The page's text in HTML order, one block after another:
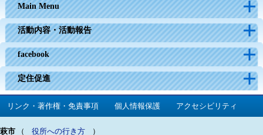
Main Menu
活動内容・活動報告
facebook
定住促進
リンク・著作権・免責事項 個人情報保護 アクセシビリティ
萩市 （ 役所への行き方 ）